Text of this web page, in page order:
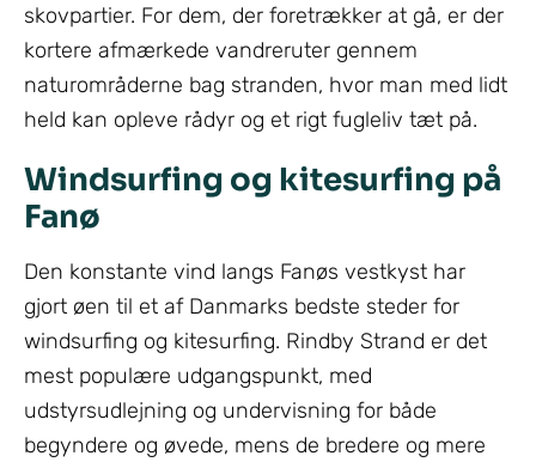
skovpartier. For dem, der foretrækker at gå, er der
kortere afmærkede vandreruter gennem
naturområderne bag stranden, hvor man med lidt
held kan opleve rådyr og et rigt fugleliv tæt på.
Windsurfing og kitesurfing på
Fanø
Den konstante vind langs Fanøs vestkyst har
gjort øen til et af Danmarks bedste steder for
windsurfing og kitesurfing. Rindby Strand er det
mest populære udgangspunkt, med
udstyrsudlejning og undervisning for både
begyndere og øvede, mens de bredere og mere